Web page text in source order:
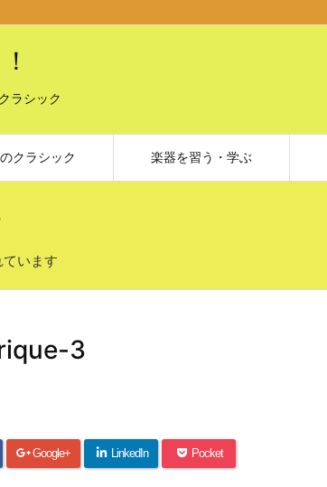
ラシック
クラシック 楽器を習う・学ぶ
います
3
Google+ LinkedIn Pocket